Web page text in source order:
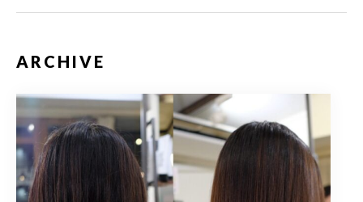
ARCHIVE